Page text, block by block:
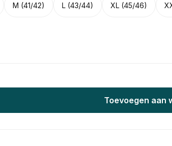
M (41/42) L (43/44) XL (45/46)
Toevoegen aan